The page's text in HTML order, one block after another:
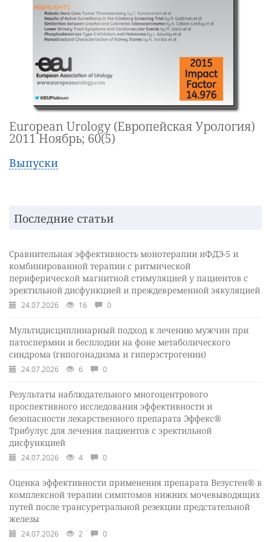
European Urology (Европейская Урология)
2011 Ноябрь; 60(5)
Выпуски
Последние статьи
Сравнительная эффективность монотерапии иФДЭ-5 и
комбинированной терапии с ритмической
периферической магнитной стимуляцией у пациентов с
эректильной дисфункцией и преждевременной эякуляцией
24.07.2026 16 0
Мультидисциплинарный подход к лечению мужчин при
патоспермии и бесплодии на фоне метаболического
синдрома (гипогонадизма и гиперэстрогении)
24.07.2026 6 0
Результаты наблюдательного многоцентрового
проспективного исследования эффективности и
безопасности лекарственного препарата Эффекс®
Трибулус для лечения пациентов с эректильной
дисфункцией
24.07.2026 4 0
Оценка эффективности применения препарата Везустен® в
комплексной терапии симптомов нижних мочевыводящих
путей после трансуретральной резекции предстательной
железы
24.07.2026 2 0